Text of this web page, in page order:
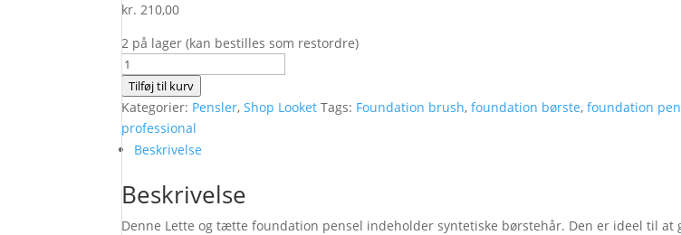
kr. 210,00
2 på lager (kan bestilles som restordre)
Radiant
Foundation
Brush
antal
Tilføj til kurv
Kategorier: Pensler,Shop Looket Tags: Foundation brush,foundation børste,foundation
professional
Beskrivelse
Beskrivelse
Denne Lette og tætte foundation pensel indeholder syntetiske børstehår. Den er ideel til